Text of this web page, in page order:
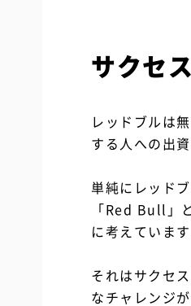
サクセ
レッドブルは
する人への出
単純にレッド
「Red Bull」
に考えています
それはサクセ
なチャレンジ